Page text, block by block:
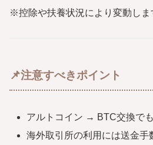
※控除や扶養状況により変動しま
📌注意すべきポイント
アルトコイン → BTC交換で
海外取引所の利用には送金手